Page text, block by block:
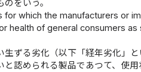
をいう。
which the manufacturers or
health of general consumers
ずる劣化（以下「経年劣化」
認められる製品であつて、使